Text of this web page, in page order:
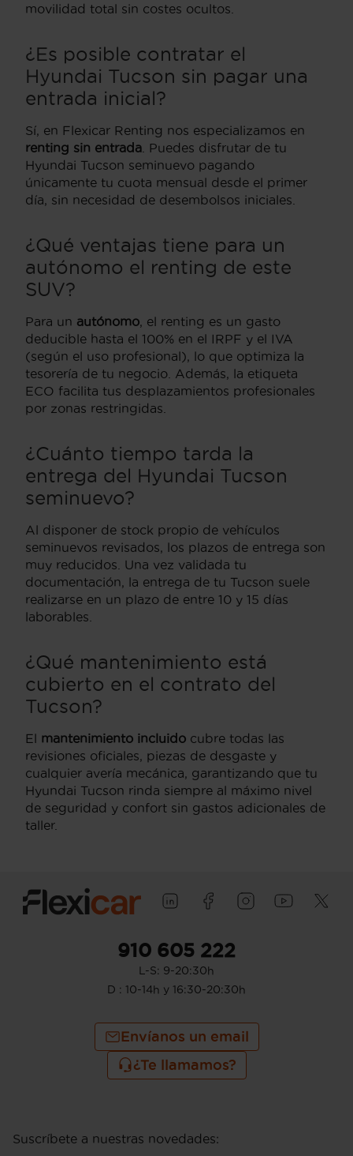
movilidad total sin costes ocultos.
¿Es posible contratar el
Hyundai Tucson sin pagar una
entrada inicial?
Sí, en Flexicar Renting nos especializamos en
renting sin entrada . Puedes disfrutar de tu
Hyundai Tucson seminuevo pagando
únicamente tu cuota mensual desde el primer
día, sin necesidad de desembolsos iniciales.
¿Qué ventajas tiene para un
autónomo el renting de este
SUV?
Para un autónomo , el renting es un gasto
deducible hasta el 100% en el IRPF y el IVA
(según el uso profesional), lo que optimiza la
tesorería de tu negocio. Además, la etiqueta
ECO facilita tus desplazamientos profesionales
por zonas restringidas.
¿Cuánto tiempo tarda la
entrega del Hyundai Tucson
seminuevo?
Al disponer de stock propio de vehículos
seminuevos revisados, los plazos de entrega son
muy reducidos. Una vez validada tu
documentación, la entrega de tu Tucson suele
realizarse en un plazo de entre 10 y 15 días
laborables.
¿Qué mantenimiento está
cubierto en el contrato del
Tucson?
El mantenimiento incluido cubre todas las
revisiones oficiales, piezas de desgaste y
cualquier avería mecánica, garantizando que tu
Hyundai Tucson rinda siempre al máximo nivel
de seguridad y confort sin gastos adicionales de
taller.
910 605 222
L-S: 9-20:30h
D : 10-14h y 16:30-20:30h
Envíanos un email
¿Te llamamos?
Suscríbete a nuestras novedades: